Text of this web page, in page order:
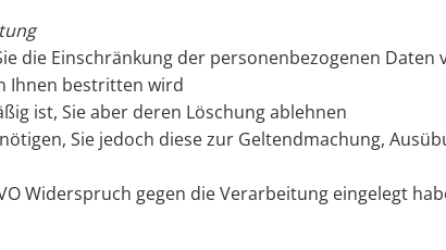
die Einschränkung der personenbezogenen Daten
Ihnen bestritten wird
ist, Sie aber deren Löschung ablehnen
Sie jedoch diese zur Geltendmachung,
Widerspruch gegen die Verarbeitung eingelegt